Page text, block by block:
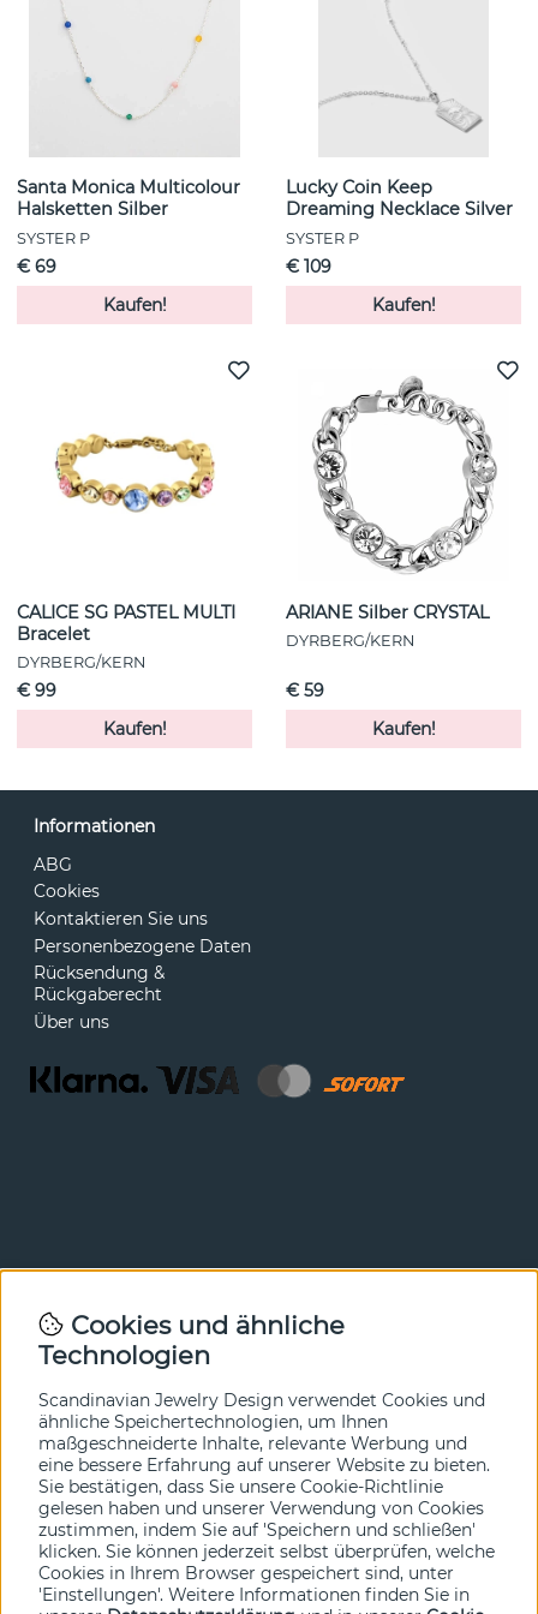
Santa Monica Multicolour
Halsketten Silber
SYSTER P
€ 69
Kaufen!
Lucky Coin Keep
Dreaming Necklace Silver
SYSTER P
€ 109
Kaufen!
CALICE SG PASTEL MULTI
Bracelet
DYRBERG/KERN
€ 99
Kaufen!
ARIANE Silber CRYSTAL
DYRBERG/KERN
€ 59
Kaufen!
Informationen
ABG
Cookies
Kontaktieren Sie uns
Personenbezogene Daten
Rücksendung &
Rückgaberecht
Über uns
Newsletter
In unserem Newsletter erfahren Sie vor allen anderen
hier an.
Ja bitte!
Cookies und ähnliche
Technologien
Scandinavian Jewelry Design verwendet Cookies und
ähnliche Speichertechnologien, um Ihnen
maßgeschneiderte Inhalte, relevante Werbung und
eine bessere Erfahrung auf unserer Website zu bieten.
Sie bestätigen, dass Sie unsere Cookie-Richtlinie
gelesen haben und unserer Verwendung von Cookies
zustimmen, indem Sie auf 'Speichern und schließen'
klicken. Sie können jederzeit selbst überprüfen, welche
Cookies in Ihrem Browser gespeichert sind, unter
'Einstellungen'. Weitere Informationen finden Sie in